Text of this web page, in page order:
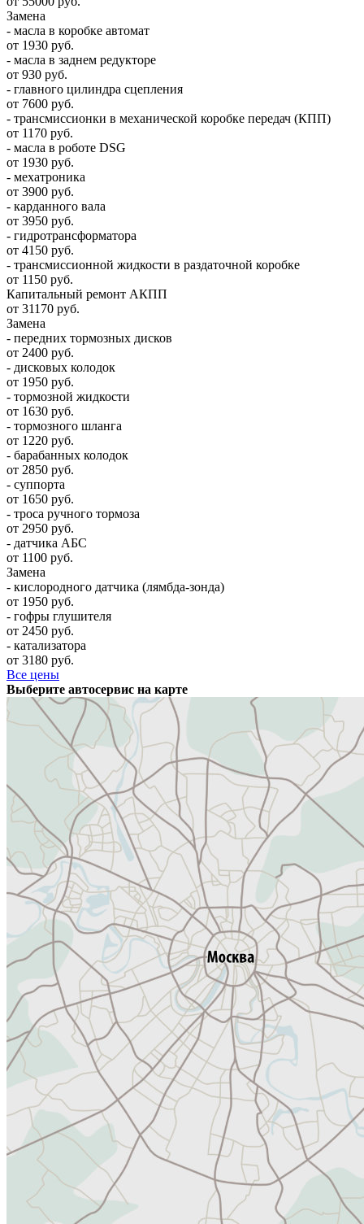
Замена
- масла в коробке автомат
от 1930 руб.
- масла в заднем редукторе
от 930 руб.
- главного цилиндра сцепления
от 7600 руб.
- трансмиссионки в механической коробке передач (КПП)
от 1170 руб.
- масла в роботе DSG
от 1930 руб.
- мехатроника
от 3900 руб.
- карданного вала
от 3950 руб.
- гидротрансформатора
от 4150 руб.
- трансмиссионной жидкости в раздаточной коробке
от 1150 руб.
Капитальный ремонт АКПП
от 31170 руб.
Замена
- передних тормозных дисков
от 2400 руб.
- дисковых колодок
от 1950 руб.
- тормозной жидкости
от 1630 руб.
- тормозного шланга
от 1220 руб.
- барабанных колодок
от 2850 руб.
- суппорта
от 1650 руб.
- троса ручного тормоза
от 2950 руб.
- датчика АБС
от 1100 руб.
Замена
- кислородного датчика (лямбда-зонда)
от 1950 руб.
- гофры глушителя
от 2450 руб.
- катализатора
от 3180 руб.
Все цены
Выберите автосервис на карте